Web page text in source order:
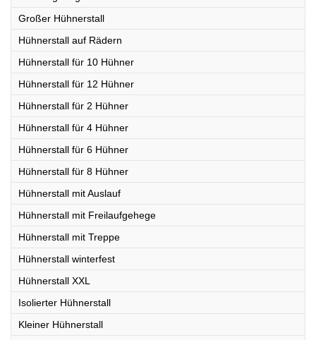
Großer Hühnerstall
Hühnerstall auf Rädern
Hühnerstall für 10 Hühner
Hühnerstall für 12 Hühner
Hühnerstall für 2 Hühner
Hühnerstall für 4 Hühner
Hühnerstall für 6 Hühner
Hühnerstall für 8 Hühner
Hühnerstall mit Auslauf
Hühnerstall mit Freilaufgehege
Hühnerstall mit Treppe
Hühnerstall winterfest
Hühnerstall XXL
Isolierter Hühnerstall
Kleiner Hühnerstall